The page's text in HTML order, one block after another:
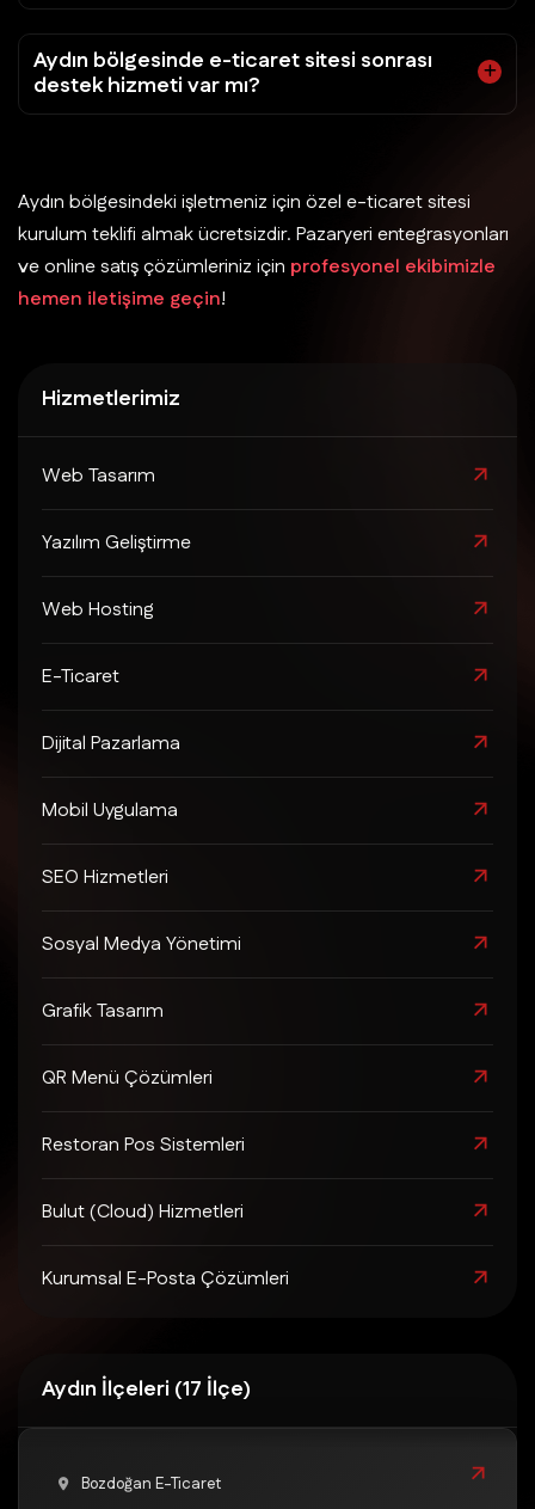
Aydın bölgesinde e-ticaret sitesi sonrası
destek hizmeti var mı?
Aydın bölgesindeki işletmeniz için özel e-ticaret sitesi
kurulum teklifi almak ücretsizdir. Pazaryeri entegrasyonları
ve online satış çözümleriniz için profesyonel ekibimizle
hemen iletişime geçin!
Hizmetlerimiz
Web Tasarım
Yazılım Geliştirme
Web Hosting
E-Ticaret
Dijital Pazarlama
Mobil Uygulama
SEO Hizmetleri
Sosyal Medya Yönetimi
Grafik Tasarım
QR Menü Çözümleri
Restoran Pos Sistemleri
Bulut (Cloud) Hizmetleri
Kurumsal E-Posta Çözümleri
Aydın İlçeleri (17 İlçe)
Bozdoğan E-Ticaret